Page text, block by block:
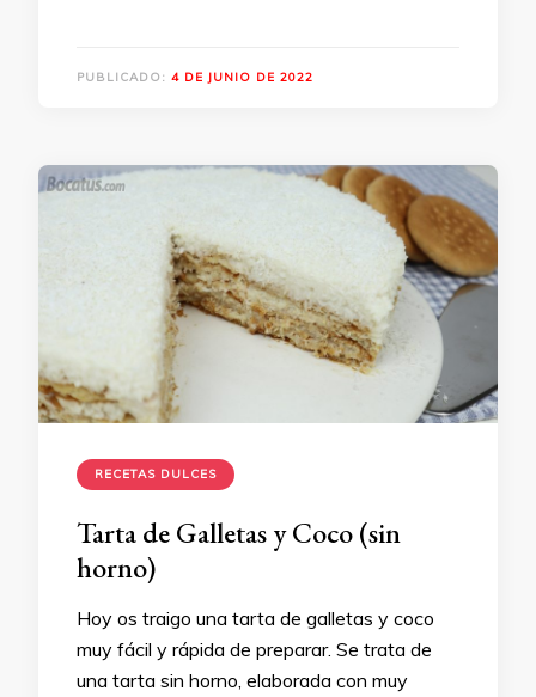
PUBLICADO: 4 DE JUNIO DE 2022
RECETAS DULCES
Tarta de Galletas y Coco (sin
horno)
Hoy os traigo una tarta de galletas y coco
muy fácil y rápida de preparar. Se trata de
una tarta sin horno, elaborada con muy